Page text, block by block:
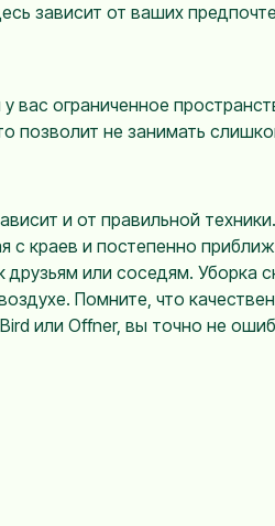
зависит от ваших
вас ограниченное
не занимать
и от правильной
краев и постепенно
или соседям. Уборка
Помните, что
или Offner, вы точно не